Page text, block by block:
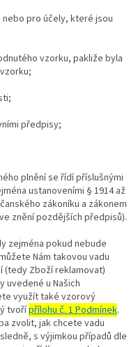
pro účely, které jsou
vzorku, pakliže byla
předpisy;
plnění se řídí příslušnými
ustanoveními § 1914 až
zákoníku a zákonem
znění pozdějších předpisů).
zejména pokud nebude
Nám takovou vadu
(tedy Zboží reklamovat)
uvedené u Našich
využít také vzorový
tvořípřílohu č. 1 Podmínek.
zvolit, jak chcete vadu
s výjimkou případů dle